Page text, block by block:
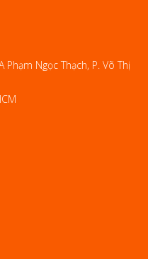
Ngọc Thạch, P. Võ Thị